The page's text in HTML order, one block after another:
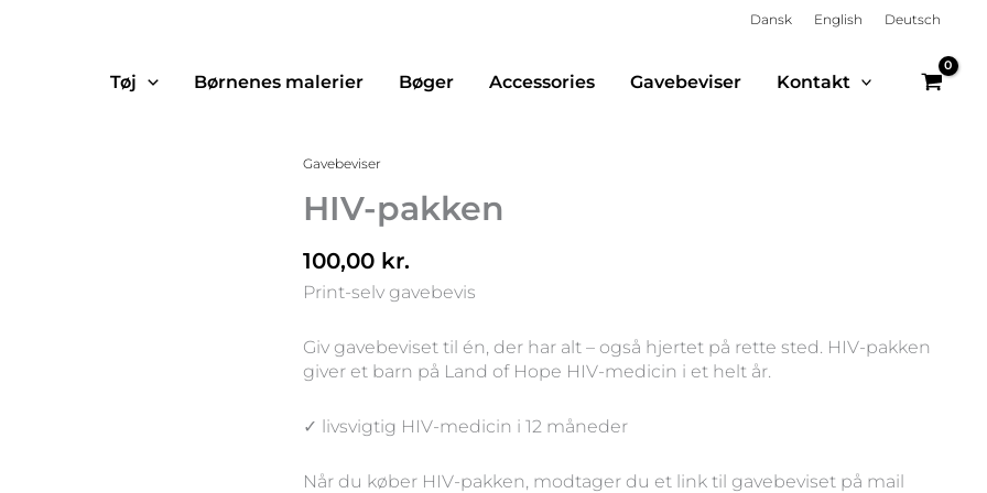
Dansk English Deutsch
Tøj Børnenes malerier Bøger Accessories Gavebeviser Kontakt
Gavebeviser
HIV-pakken
100,00 kr.
Print-selv gavebevis
Giv gavebeviset til én, der har alt – også hjertet på rette sted. HIV-pakken
giver et barn på Land of Hope HIV-medicin i et helt år.
✓ livsvigtig HIV-medicin i 12 måneder
Når du køber HIV-pakken, modtager du et link til gavebeviset på mail
HIV-
antal